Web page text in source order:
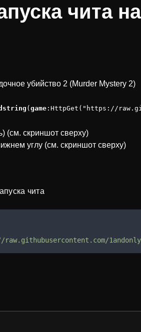
чита
убийство 2 (Murder Mystery 2)
( game :HttpGet("https://
(см. скриншот сверху)
углу (см. скриншот сверху)
чита